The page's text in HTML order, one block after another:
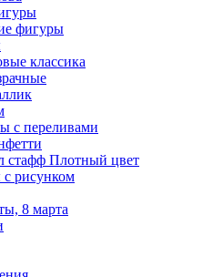
фигуры
классика
с переливами
Плотный цвет
рисунком
8 марта